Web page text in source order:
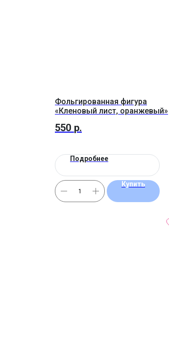
Фольгированная фигура
«Кленовый лист, оранжевый»
550 р.
Подробнее
Купить